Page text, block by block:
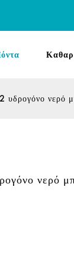
νερό
νερό